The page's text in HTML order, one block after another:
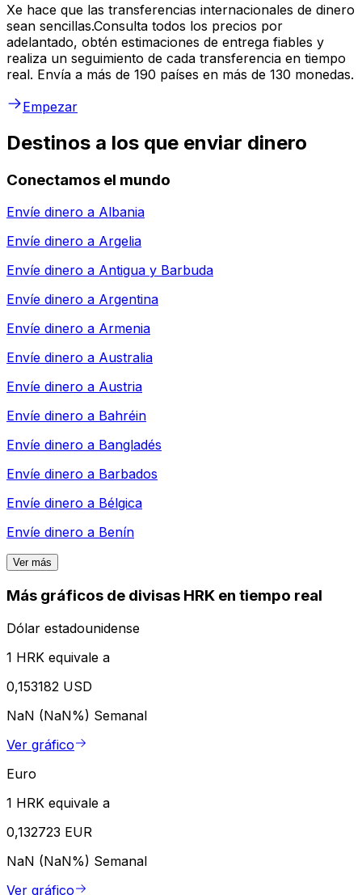
Xe hace que las transferencias internacionales de dinero
sean sencillas.Consulta todos los precios por
adelantado, obtén estimaciones de entrega fiables y
realiza un seguimiento de cada transferencia en tiempo
real. Envía a más de 190 países en más de 130 monedas.
Empezar
Destinos a los que enviar dinero
Conectamos el mundo
Envíe dinero a Albania
Envíe dinero a Argelia
Envíe dinero a Antigua y Barbuda
Envíe dinero a Argentina
Envíe dinero a Armenia
Envíe dinero a Australia
Envíe dinero a Austria
Envíe dinero a Bahréin
Envíe dinero a Bangladés
Envíe dinero a Barbados
Envíe dinero a Bélgica
Envíe dinero a Benín
Ver más
Más gráficos de divisas HRK en tiempo real
Dólar estadounidense
1 HRK equivale a
0,153182 USD
NaN (NaN%) Semanal
Ver gráfico
Euro
1 HRK equivale a
0,132723 EUR
NaN (NaN%) Semanal
Ver gráfico